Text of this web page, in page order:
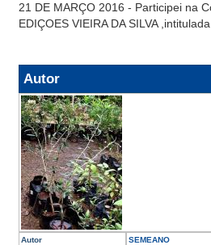
21 DE MARÇO 2016 - Participei na
EDIÇOES VIEIRA DA SILVA
Autor
Autor SEMEANO